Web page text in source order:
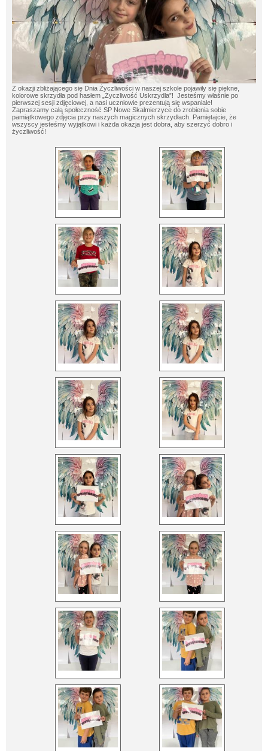
Z okazji zbliżającego się Dnia Życzliwości w naszej szkole pojawiły się piękne,
kolorowe skrzydła pod hasłem „Życzliwość Uskrzydla”! Jesteśmy właśnie po
pierwszej sesji zdjęciowej, a nasi uczniowie prezentują się wspaniale!
Zapraszamy całą społeczność SP Nowe Skalmierzyce do zrobienia sobie
pamiątkowego zdjęcia przy naszych magicznych skrzydłach. Pamiętajcie, że
wszyscy jesteśmy wyjątkowi i każda okazja jest dobra, aby szerzyć dobro i
życzliwość!